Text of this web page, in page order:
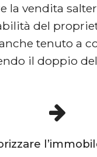
la vendita
del
tenuto a
il doppio